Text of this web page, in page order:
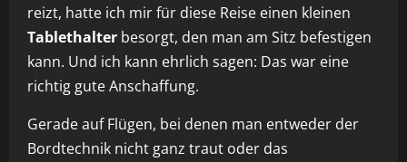
reizt, hatte ich mir für diese Reise einen kleinen
Tablethalter besorgt, den man am Sitz befestigen
kann. Und ich kann ehrlich sagen: Das war eine
richtig gute Anschaffung.
Gerade auf Flügen, bei denen man entweder der
Bordtechnik nicht ganz traut oder das